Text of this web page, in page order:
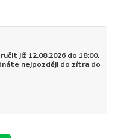
již 12.08.2026 do 18:00.
nejpozději do zítra do